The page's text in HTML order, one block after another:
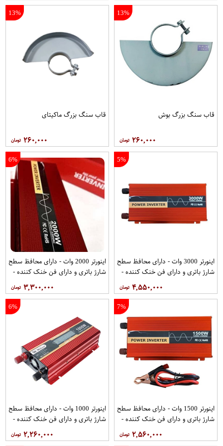
13%
قاب سنگ بزرگ بوش
۲۶۰,۰۰۰
13%
قاب سنگ بزرگ ماکیتای
۲۶۰,۰۰۰
5%
اینورتر 3000 وات - دارای محافظ سطح
شارژ باتری و دارای فن خنک کننده -
مبدل برق(تبدیل برق 12V به 220V) -
دارای یک خروجی USB - پاور اینورتر از
۴,۵۵۰,۰۰۰
6%
اینورتر 2000 وات - دارای محافظ سطح
شارژ باتری و دارای فن خنک کننده -
مبدل برق(تبدیل برق 12V به 220V) -
دارای یک خروجی USB - پاور اینورتر از
۳,۳۰۰,۰۰۰
7%
اینورتر 1500 وات - دارای محافظ سطح
شارژ باتری و دارای فن خنک کننده -
دارای یک خروجی USB - پاور اینورتر از
۲,۵۶۰,۰۰۰
6%
اینورتر 1000 وات - دارای محافظ سطح
شارژ باتری و دارای فن خنک کننده -
دارای یک خروجی USB - پاور اینورتر از
۲,۲۶۰,۰۰۰